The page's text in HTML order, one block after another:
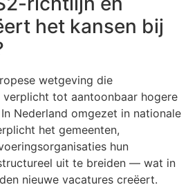
het kansen bij
wetgeving die
verplicht tot aantoonbaar hogere
Nederland omgezet in nationale
het gemeenten,
hun
uit te breiden — wat in
nieuwe vacatures creëert.